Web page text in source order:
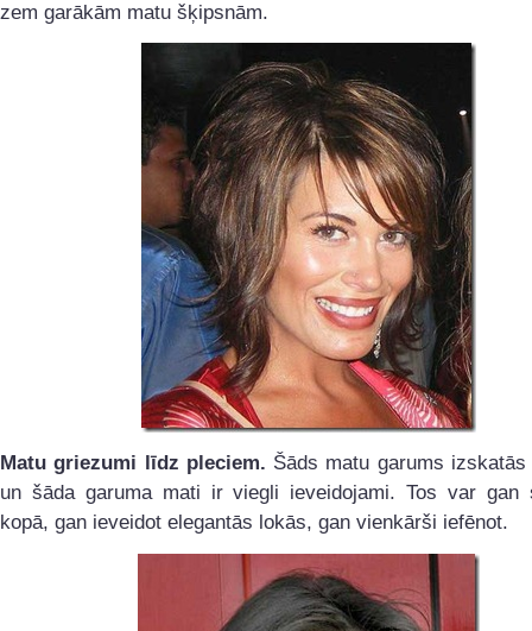
zem garākām matu šķipsnām.
Matu griezumi līdz pleciem. Šāds matu garums
un šāda garuma mati ir viegli ieveidojami. Tos var gan
kopā, gan ieveidot elegantās lokās, gan vienkārši iefēnot.